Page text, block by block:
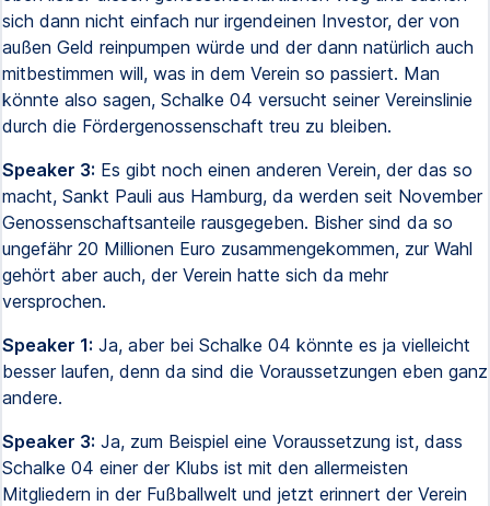
sich dann nicht einfach nur irgendeinen Investor, der von
außen Geld reinpumpen würde und der dann natürlich auch
mitbestimmen will, was in dem Verein so passiert. Man
könnte also sagen, Schalke 04 versucht seiner Vereinslinie
durch die Fördergenossenschaft treu zu bleiben.
Speaker 3: Es gibt noch einen anderen Verein, der das so
macht, Sankt Pauli aus Hamburg, da werden seit November
Genossenschaftsanteile rausgegeben. Bisher sind da so
ungefähr 20 Millionen Euro zusammengekommen, zur Wahl
gehört aber auch, der Verein hatte sich da mehr
versprochen.
Speaker 1: Ja, aber bei Schalke 04 könnte es ja vielleicht
besser laufen, denn da sind die Voraussetzungen eben ganz
andere.
Speaker 3: Ja, zum Beispiel eine Voraussetzung ist, dass
Schalke 04 einer der Klubs ist mit den allermeisten
Mitgliedern in der Fußballwelt und jetzt erinnert der Verein